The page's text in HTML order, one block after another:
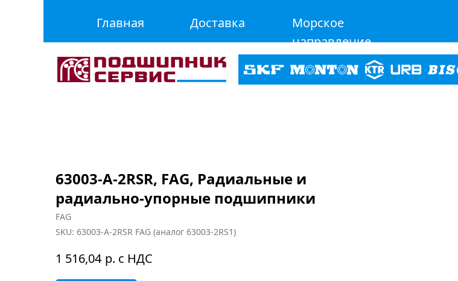
Главная Доставка
Морское
направление
63003-A-2RSR, FAG, Радиальные и
радиально-упорные подшипники
FAG
SKU: 63003-A-2RSR FAG (аналог 63003-2RS1)
1 516,04 р. с НДС